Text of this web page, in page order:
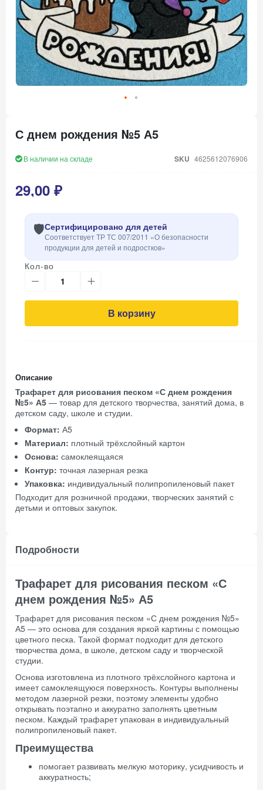
началу
галереи
С днем рождения №5 А5
В наличии на складе SKU 4625612076906
29,00 ₽
🛡️Сертифицировано для детей
Соответствует ТР ТС 007/2011 «О безопасности
продукции для детей и подростков»
Кол-во
В корзину
Описание
Трафарет для рисования песком «С днем рождения
№5» А5 — товар для детского творчества, занятий дома, в
детском саду, школе и студии.
Формат: А5
Материал: плотный трёхслойный картон
Основа: самоклеящаяся
Контур: точная лазерная резка
Упаковка: индивидуальный полипропиленовый пакет
Подходит для розничной продажи, творческих занятий с
детьми и оптовых закупок.
Подробности
Трафарет для рисования песком «С
днем рождения №5» А5
Трафарет для рисования песком «С днем рождения №5»
А5 — это основа для создания яркой картины с помощью
цветного песка. Такой формат подходит для детского
творчества дома, в школе, детском саду и творческой
студии.
Основа изготовлена из плотного трёхслойного картона и
имеет самоклеящуюся поверхность. Контуры выполнены
методом лазерной резки, поэтому элементы удобно
открывать поэтапно и аккуратно заполнять цветным
песком. Каждый трафарет упакован в индивидуальный
полипропиленовый пакет.
Преимущества
помогает развивать мелкую моторику, усидчивость и
аккуратность;